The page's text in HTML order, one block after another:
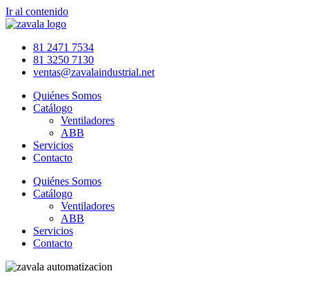
Ir al contenido
81 2471 7534
81 3250 7130
ventas@zavalaindustrial.net
Quiénes Somos
Catálogo
Ventiladores
ABB
Servicios
Contacto
Quiénes Somos
Catálogo
Ventiladores
ABB
Servicios
Contacto